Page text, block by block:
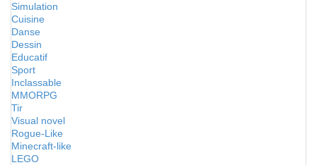
Simulation
Cuisine
Danse
Dessin
Educatif
Sport
Inclassable
MMORPG
Tir
Visual novel
Rogue-Like
Minecraft-like
LEGO